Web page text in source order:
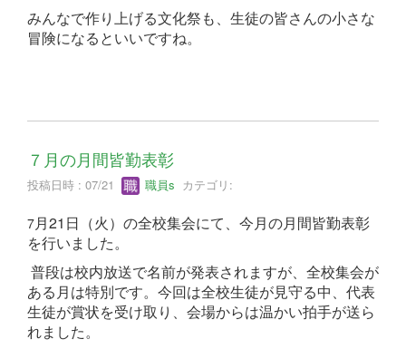
みんなで作り上げる文化祭も、生徒の皆さんの小さな
冒険になるといいですね。
７月の月間皆勤表彰
投稿日時 : 07/21 職員s カテゴリ:
7月21日（火）の全校集会にて、今月の月間皆勤表彰
を行いました。
普段は校内放送で名前が発表されますが、全校集会が
ある月は特別です。今回は全校生徒が見守る中、代表
生徒が賞状を受け取り、会場からは温かい拍手が送ら
れました。